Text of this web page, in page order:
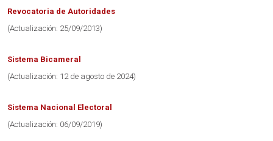
Revocatoria de Autoridades
(Actualización: 25/09/2013)
Sistema Bicameral
(Actualización: 12 de agosto de 2024)
Sistema Nacional Electoral
(Actualización: 06/09/2019)